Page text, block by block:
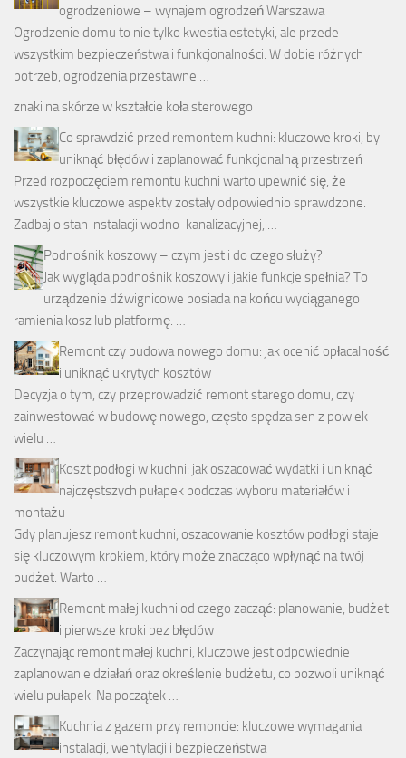
ogrodzeniowe – wynajem ogrodzeń Warszawa
Ogrodzenie domu to nie tylko kwestia estetyki, ale przede
wszystkim bezpieczeństwa i funkcjonalności. W dobie różnych
potrzeb, ogrodzenia przestawne …
znaki na skórze w kształcie koła sterowego
Co sprawdzić przed remontem kuchni: kluczowe kroki, by
uniknąć błędów i zaplanować funkcjonalną przestrzeń
Przed rozpoczęciem remontu kuchni warto upewnić się, że
wszystkie kluczowe aspekty zostały odpowiednio sprawdzone.
Zadbaj o stan instalacji wodno-kanalizacyjnej, …
Podnośnik koszowy – czym jest i do czego służy?
Jak wygląda podnośnik koszowy i jakie funkcje spełnia? To
urządzenie dźwignicowe posiada na końcu wyciąganego
ramienia kosz lub platformę. …
Remont czy budowa nowego domu: jak ocenić opłacalność
i uniknąć ukrytych kosztów
Decyzja o tym, czy przeprowadzić remont starego domu, czy
zainwestować w budowę nowego, często spędza sen z powiek
wielu …
Koszt podłogi w kuchni: jak oszacować wydatki i uniknąć
najczęstszych pułapek podczas wyboru materiałów i
montażu
Gdy planujesz remont kuchni, oszacowanie kosztów podłogi staje
się kluczowym krokiem, który może znacząco wpłynąć na twój
budżet. Warto …
Remont małej kuchni od czego zacząć: planowanie, budżet
i pierwsze kroki bez błędów
Zaczynając remont małej kuchni, kluczowe jest odpowiednie
zaplanowanie działań oraz określenie budżetu, co pozwoli uniknąć
wielu pułapek. Na początek …
Kuchnia z gazem przy remoncie: kluczowe wymagania
instalacji, wentylacji i bezpieczeństwa